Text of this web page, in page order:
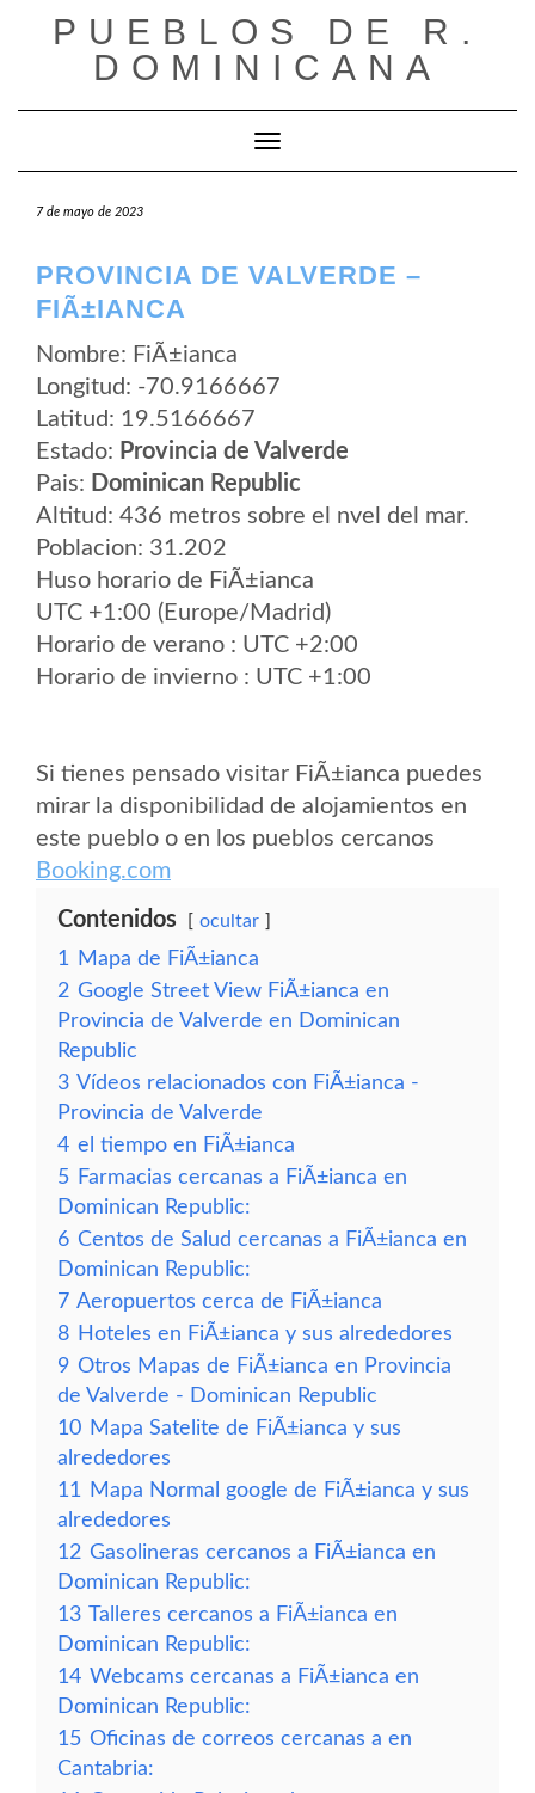
PUEBLOS DE R.
DOMINICANA
Cambiar modo de navegación
7 de mayo de 2023
PROVINCIA DE VALVERDE –
FIÃ±IANCA
Nombre: FiÃ±ianca
Longitud: -70.9166667
Latitud: 19.5166667
Estado: Provincia de Valverde
Pais: Dominican Republic
Altitud: 436 metros sobre el nvel del mar.
Poblacion: 31.202
Huso horario de FiÃ±ianca
UTC +1:00 (Europe/Madrid)
Horario de verano : UTC +2:00
Horario de invierno : UTC +1:00
Si tienes pensado visitar FiÃ±ianca puedes
mirar la disponibilidad de alojamientos en
este pueblo o en los pueblos cercanos
Booking.com
Contenidos ocultar
1
Mapa de FiÃ±ianca
2 Google Street View FiÃ±ianca en
Provincia de Valverde en Dominican
Republic
3 Vídeos relacionados con FiÃ±ianca -
Provincia de Valverde
4 el tiempo en FiÃ±ianca
5 Farmacias cercanas a FiÃ±ianca en
Dominican Republic:
6 Centos de Salud cercanas a FiÃ±ianca en
Dominican Republic:
7 Aeropuertos cerca de FiÃ±ianca
8 Hoteles en FiÃ±ianca y sus alrededores
9 Otros Mapas de FiÃ±ianca en Provincia
de Valverde - Dominican Republic
10 Mapa Satelite de FiÃ±ianca y sus
alrededores
11
Mapa Normal google de FiÃ±ianca y sus
alrededores
12 Gasolineras cercanos a FiÃ±ianca en
Dominican Republic:
13 Talleres cercanos a FiÃ±ianca en
Dominican Republic:
14 Webcams cercanas a FiÃ±ianca en
Dominican Republic:
15 Oficinas de correos cercanas a en
Cantabria: